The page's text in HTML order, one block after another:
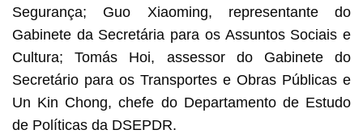
Segurança; Guo Xiaoming, representante do
Gabinete da Secretária para os Assuntos Sociais e
Cultura; Tomás Hoi, assessor do Gabinete do
Secretário para os Transportes e Obras Públicas e
Un Kin Chong, chefe do Departamento de Estudo
de Políticas da DSEPDR.